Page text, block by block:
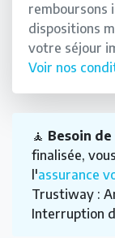
remboursons
dispositions
votre séjour
Voir nos
🧘 Besoin
finalisée,
l'assurance
Trustiway :
Interruption